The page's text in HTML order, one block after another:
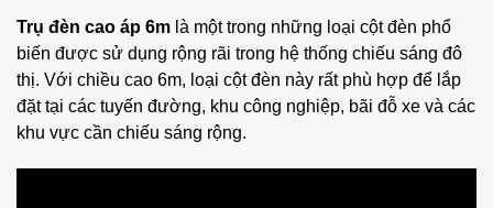
Trụ đèn cao áp 6m là một trong những loại cột đèn phổ
biến được sử dụng rộng rãi trong hệ thống chiếu sáng đô
thị. Với chiều cao 6m, loại cột đèn này rất phù hợp để lắp
đặt tại các tuyến đường, khu công nghiệp, bãi đỗ xe và các
khu vực cần chiếu sáng rộng.